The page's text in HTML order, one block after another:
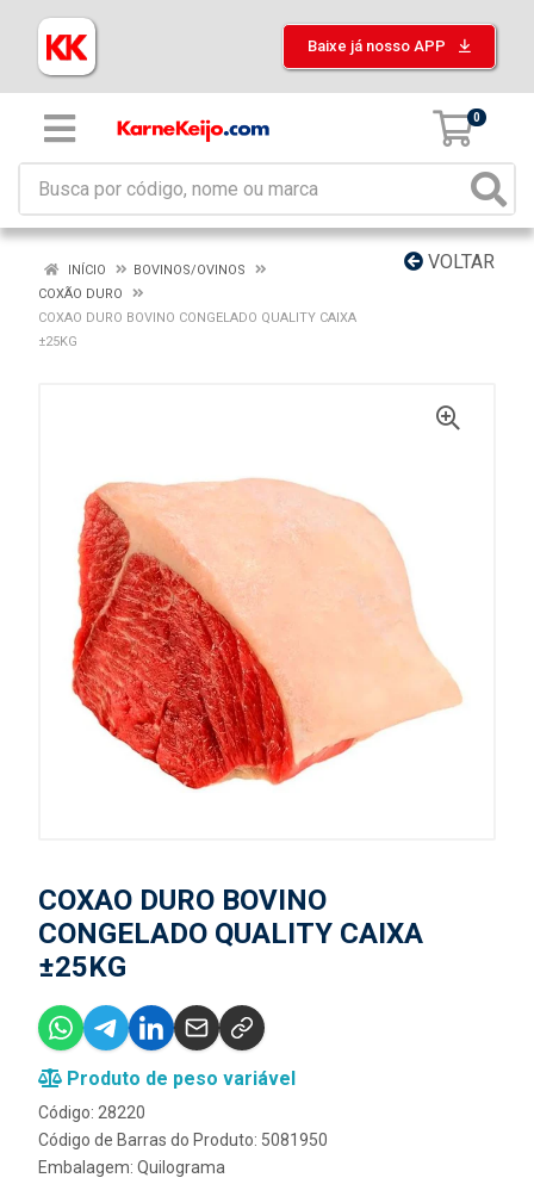
Baixe já nosso APP
0
VOLTAR
INÍCIO
BOVINOS/OVINOS
COXÃO DURO
COXAO DURO BOVINO CONGELADO QUALITY CAIXA
±25KG
COXAO DURO BOVINO
CONGELADO QUALITY CAIXA
±25KG
Produto de peso variável
Código: 28220
Código de Barras do Produto: 5081950
Embalagem: Quilograma